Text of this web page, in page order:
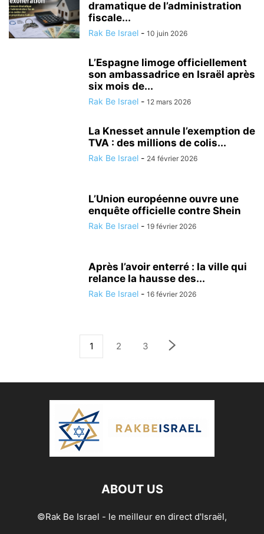
dramatique de l’administration
fiscale...
Rak Be Israel - 10 juin 2026
L’Espagne limoge officiellement
son ambassadrice en Israël après
six mois de...
Rak Be Israel - 12 mars 2026
La Knesset annule l’exemption de
TVA : des millions de colis...
Rak Be Israel - 24 février 2026
L’Union européenne ouvre une
enquête officielle contre Shein
Rak Be Israel - 19 février 2026
Après l’avoir enterré : la ville qui
relance la hausse des...
Rak Be Israel - 16 février 2026
1 2 3
ABOUT US
©Rak Be Israel - le meilleur en direct d'Israël,